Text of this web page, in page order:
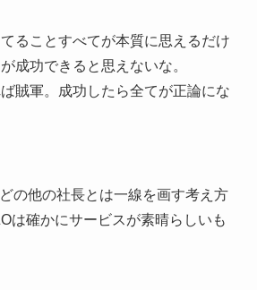
ることすべてが本質に思えるだけ
成功できると思えないな。
賊軍。成功したら全てが正論にな
の他の社長とは一線を画す考え方
は確かにサービスが素晴らしいも